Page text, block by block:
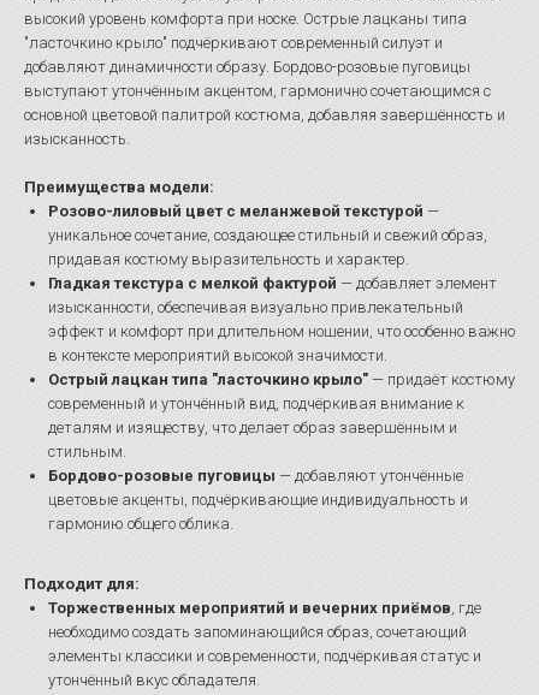
высокий уровень комфорта при носке. Острые лацканы типа
"ласточкино крыло" подчёркивают современный силуэт и
добавляют динамичности образу. Бордово-розовые пуговицы
выступают утончённым акцентом, гармонично сочетающимся с
основной цветовой палитрой костюма, добавляя завершённость и
изысканность.
Преимущества модели:
Розово-лиловый цвет с меланжевой текстурой —
уникальное сочетание, создающее стильный и свежий образ,
придавая костюму выразительность и характер.
Гладкая текстура с мелкой фактурой — добавляет элемент
изысканности, обеспечивая визуально привлекательный
эффект и комфорт при длительном ношении, что особенно важно
в контексте мероприятий высокой значимости.
Острый лацкан типа "ласточкино крыло" — придаёт костюму
современный и утончённый вид, подчёркивая внимание к
деталям и изяществу, что делает образ завершённым и
стильным.
Бордово-розовые пуговицы — добавляют утончённые
цветовые акценты, подчёркивающие индивидуальность и
гармонию общего облика.
Подходит для:
Торжественных мероприятий и вечерних приёмов, где
необходимо создать запоминающийся образ, сочетающий
элементы классики и современности, подчёркивая статус и
утончённый вкус обладателя.